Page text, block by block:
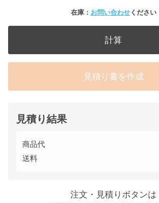
在庫： お問い合わせください
計算
見積り書を作成
見積り結果
商品代
送料
注文・見積りボタンは